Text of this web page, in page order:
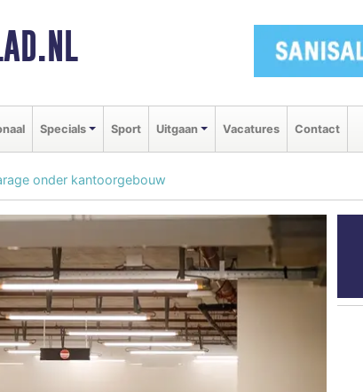
Specials Sport Uitgaan Vacatures Contact
onder kantoorgebouw